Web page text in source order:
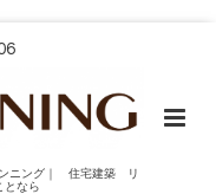
ニング｜ 住宅建築 リ
なら